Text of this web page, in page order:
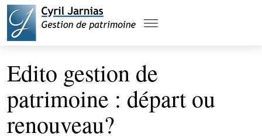
Edito gestion de
patrimoine : départ ou
renouveau?